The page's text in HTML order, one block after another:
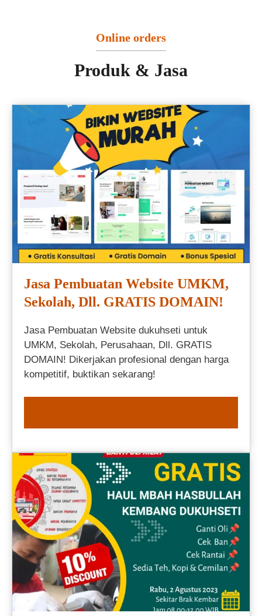
Online orders
Produk & Jasa
Jasa Pembuatan Website UMKM,
Sekolah, Dll. GRATIS DOMAIN!
Jasa Pembuatan Website dukuhseti untuk
UMKM, Sekolah, Perusahaan, Dll. GRATIS
DOMAIN! Dikerjakan profesional dengan harga
kompetitif, buktikan sekarang!